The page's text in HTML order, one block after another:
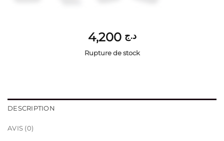
د.ج 4,200
Rupture de stock
DESCRIPTION
AVIS (0)